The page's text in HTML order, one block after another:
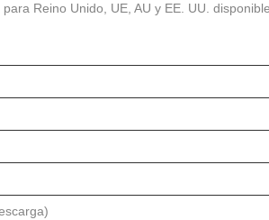
Reino Unido, UE, AU y EE. UU.